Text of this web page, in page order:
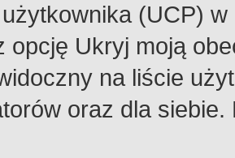
(UCP) w
opcję Ukryj moją
na liście
oraz dla